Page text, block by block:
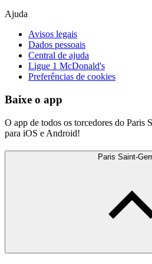
Ajuda
Avisos legais
Dados pessoais
Central de ajuda
Ligue 1 McDonald's
Preferências de cookies
Baixe o app
O app de todos os torcedores do Paris
para iOS e Android!
Paris Saint-